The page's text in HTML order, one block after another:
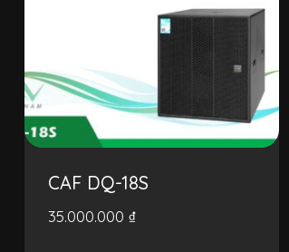
CAF DQ-18S
35.000.000 ₫